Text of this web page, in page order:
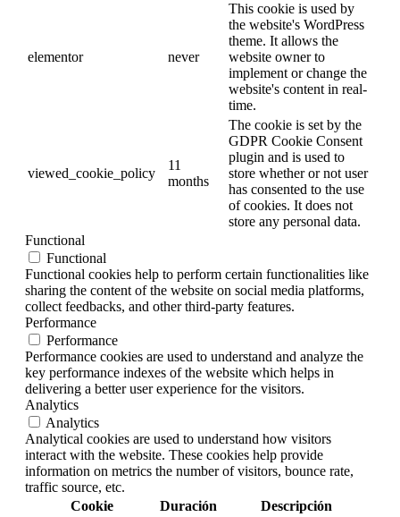
elementor never
This cookie is used by
the website's WordPress
theme. It allows the
website owner to
implement or change the
website's content in real-
time.
viewed_cookie_policy
11
months
The cookie is set by the
GDPR Cookie Consent
plugin and is used to
store whether or not user
has consented to the use
of cookies. It does not
store any personal data.
Functional
Functional
Functional cookies help to perform certain functionalities like
sharing the content of the website on social media platforms,
collect feedbacks, and other third-party features.
Performance
Performance
Performance cookies are used to understand and analyze the
key performance indexes of the website which helps in
delivering a better user experience for the visitors.
Analytics
Analytics
Analytical cookies are used to understand how visitors
interact with the website. These cookies help provide
information on metrics the number of visitors, bounce rate,
traffic source, etc.
Cookie
Duración Descripción